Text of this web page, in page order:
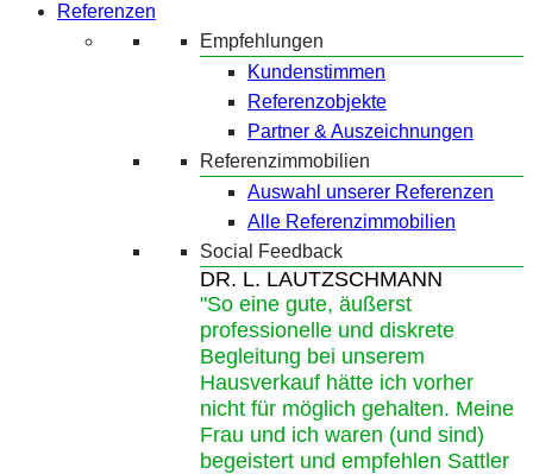
Referenzen
Empfehlungen
Kundenstimmen
Referenzobjekte
Partner & Auszeichnungen
Referenzimmobilien
Auswahl unserer Referenzen
Alle Referenzimmobilien
Social Feedback
DR. L. LAUTZSCHMANN
"So eine gute, äußerst
professionelle und diskrete
Begleitung bei unserem
Hausverkauf hätte ich vorher
nicht für möglich gehalten. Meine
Frau und ich waren (und sind)
begeistert und empfehlen Sattler